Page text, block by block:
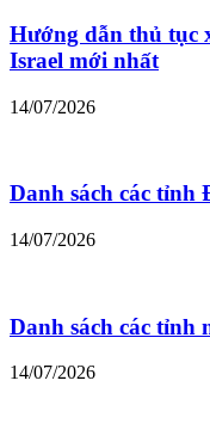
Hướng dẫn thủ tục
Israel mới nhất
14/07/2026
Danh sách các tỉnh
14/07/2026
Danh sách các tỉnh
14/07/2026